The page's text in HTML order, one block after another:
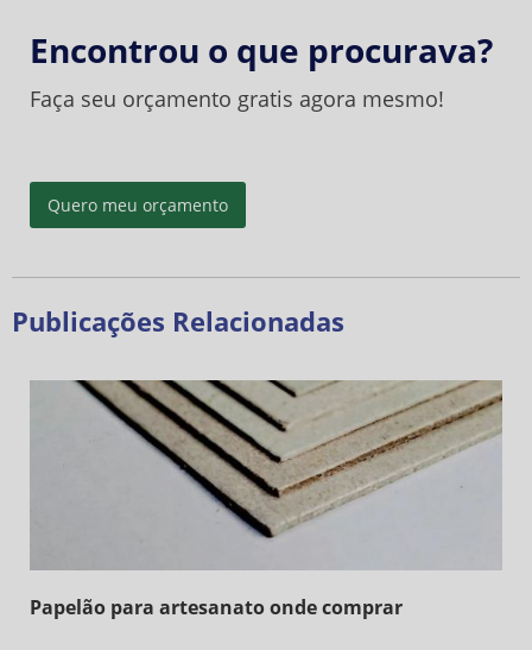
Encontrou o que procurava?
Faça seu orçamento gratis agora mesmo!
Quero meu orçamento
Publicações Relacionadas
Papelão para artesanato onde comprar